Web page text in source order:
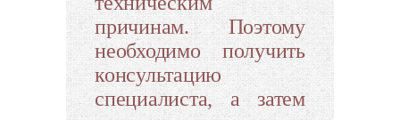
причинам. Поэтому
необходимо получить
консультацию
специалиста, а затем